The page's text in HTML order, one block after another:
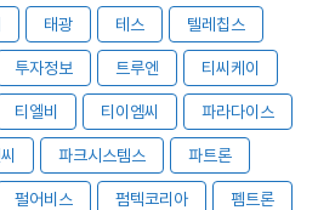
태광 테스 텔레칩스
투자정보 트루엔 티씨케이
티엘비 티이엠씨 파라다이스
파크시스템스 파트론
펄어비스 펌텍코리아 펨트론